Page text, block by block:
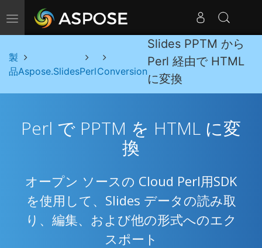
ナビゲーションの切り替え
製
品Aspose.SlidesPerlConversion
Slides PPTM から
Perl 経由で HTML
に変換
Perl で PPTM を HTML に変
換
オープン ソースの Cloud Perl用SDK
を使用して、Slides データの読み取
り、編集、および他の形式へのエク
スポート